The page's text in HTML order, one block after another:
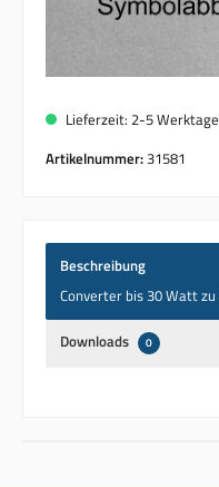
Lieferzeit: 2-5 Werktage
Artikelnummer:31581
Beschreibung
Converter bis 30 Watt
Downloads 0